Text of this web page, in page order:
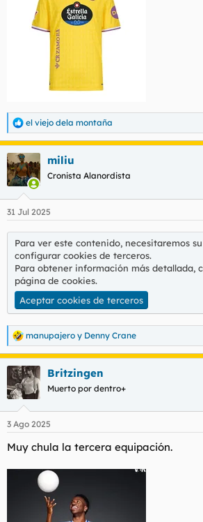
R
e
a
c
c
i
e
el viejo dela montaña
miliu
Cronista Alanordista
31 Jul 2025
Para ver este contenido, necesitaremos
configurar cookies de terceros.
Para obtener información más detallada,
página de cookies.
Aceptar cookies de terceros
R
e
a
c
c
i
e
:
manupajero y Denny Crane
Britzingen
Muerto por dentro+
3 Ago 2025
Muy chula la tercera equipación.